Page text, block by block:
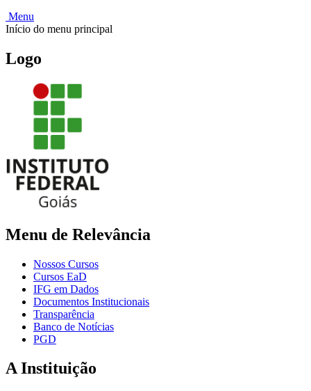
Menu
Início do menu principal
Logo
Menu de Relevância
Nossos Cursos
Cursos EaD
IFG em Dados
Documentos Institucionais
Transparência
Banco de Notícias
PGD
A Instituição